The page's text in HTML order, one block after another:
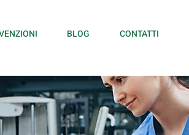
BLOG CONTATTI